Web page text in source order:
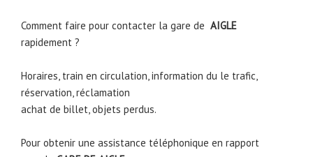
Comment faire pour contacter la gare de AIGLE
rapidement ?
Horaires, train en circulation, information du le trafic,
réservation, réclamation
achat de billet, objets perdus.
Pour obtenir une assistance téléphonique en rapport